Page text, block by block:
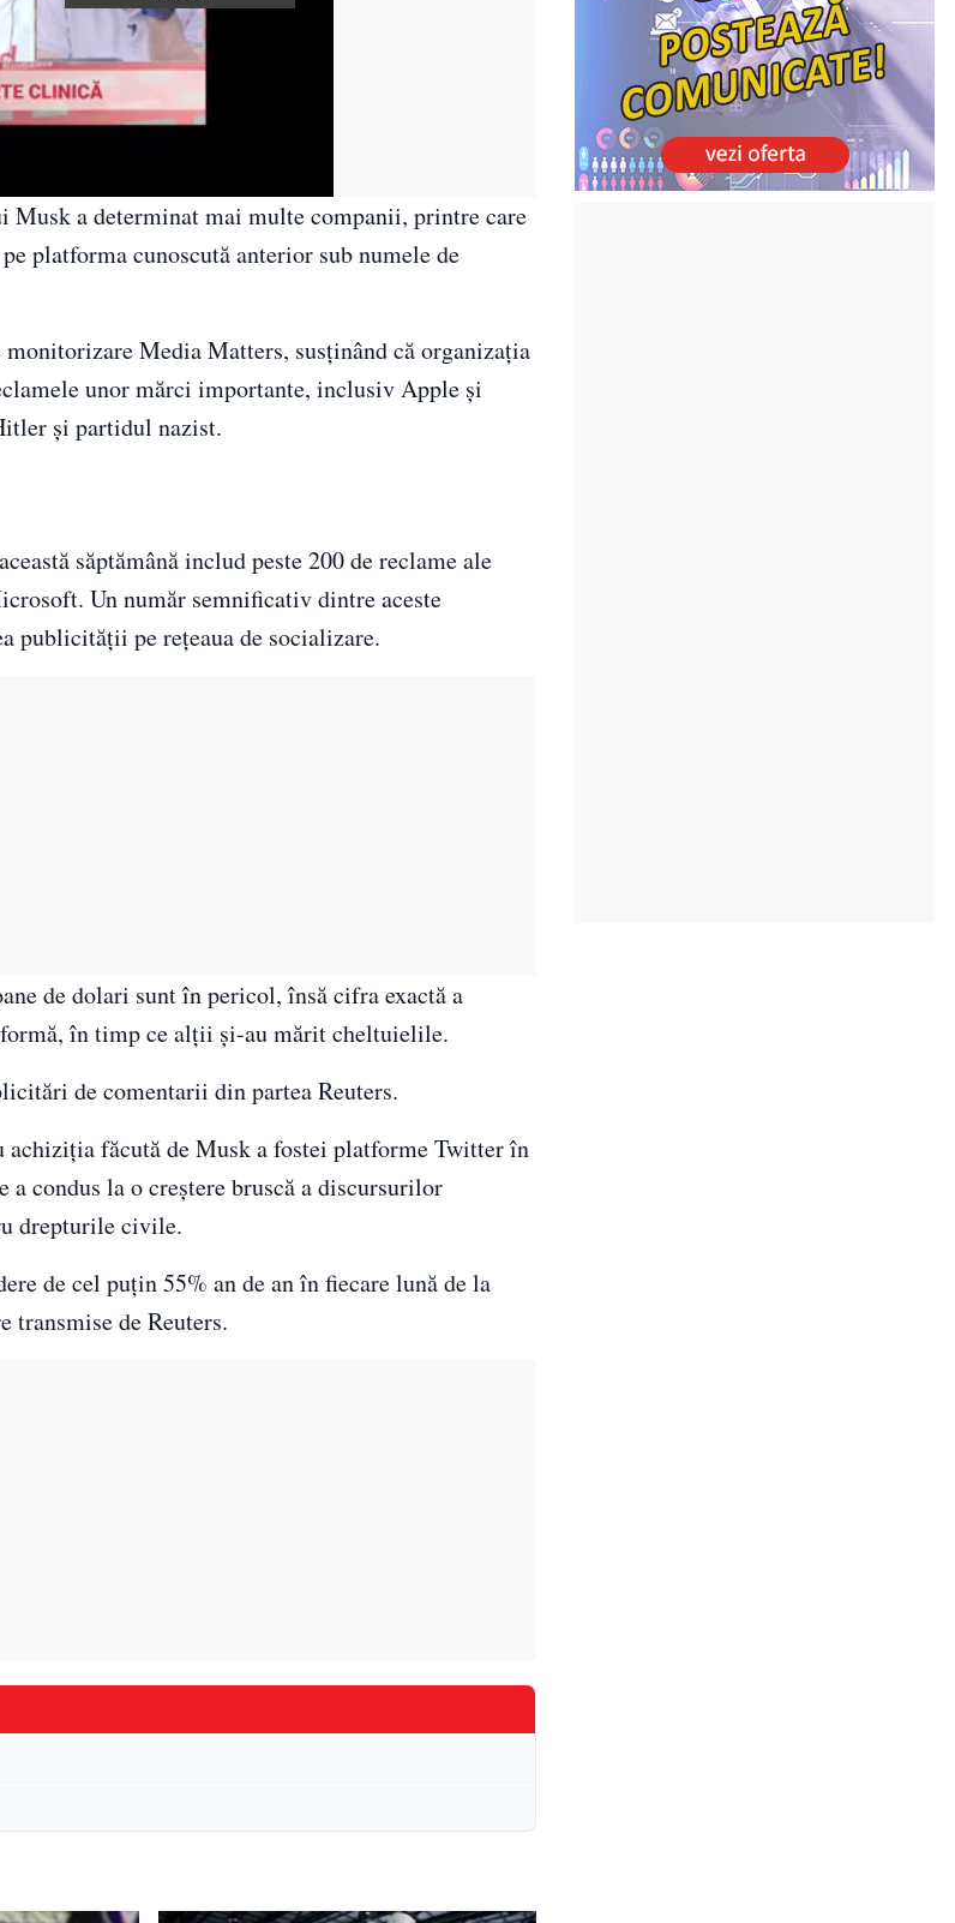
Musk a determinat mai multe companii, printre care
platforma cunoscută anterior sub numele de
Media Matters, susținând că organizația
unor mărci importante, inclusiv Apple și
și partidul nazist.
săptămână includ peste 200 de reclame ale
Un număr semnificativ dintre aceste
publicității pe rețeaua de socializare.
de dolari sunt în pericol, însă cifra exactă a
în timp ce alții și-au mărit cheltuielile.
de comentarii din partea Reuters.
făcută de Musk a fostei platforme Twitter în
condus la o creștere bruscă a discursurilor
drepturile civile.
de cel puțin 55% an de an în fiecare lună de la
transmise de Reuters.